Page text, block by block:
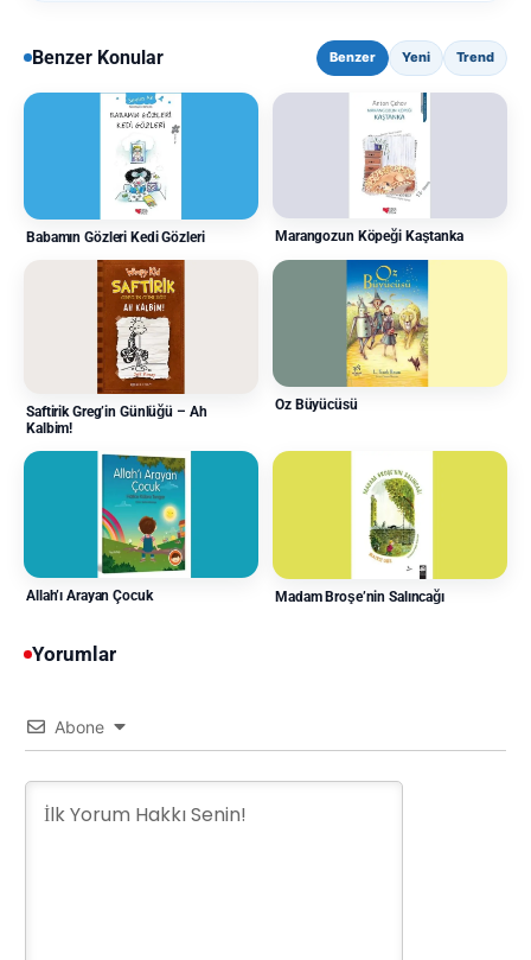
Benzer Konular Benzer Yeni Trend
Babamın Gözleri Kedi Gözleri Marangozun Köpeği Kaştanka
Saftirik Greg’in Günlüğü – Ah
Kalbim!
Oz Büyücüsü
Allah’ı Arayan Çocuk Madam Broşe’nin Salıncağı
Yorumlar
Abone